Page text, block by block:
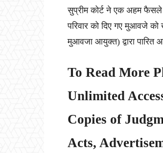
सुप्रीम कोर्ट ने एक अहम फैसले
परिवार को दिए गए मुआवजे को
मुआवजा आयुक्त) द्वारा पारित
To Read More
Unlimited
Copies of
Acts,